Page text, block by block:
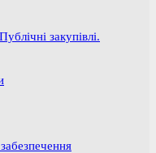
закупівлі.